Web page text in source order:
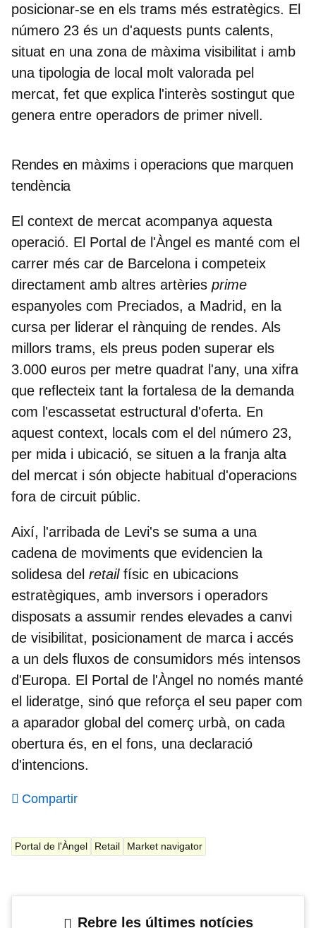
posicionar-se en els trams més estratègics. El
número 23 és un d'aquests punts calents,
situat en una zona de màxima visibilitat i amb
una tipologia de local molt valorada pel
mercat, fet que explica l'interès sostingut que
genera entre operadors de primer nivell.
Rendes en màxims i operacions que marquen
tendència
El context de mercat acompanya aquesta
operació. El Portal de l'Àngel es manté com el
carrer més car de Barcelona i competeix
directament amb altres artèries prime
espanyoles com Preciados, a Madrid, en la
cursa per liderar el rànquing de rendes. Als
millors trams, els preus poden superar els
3.000 euros per metre quadrat l'any, una xifra
que reflecteix tant la fortalesa de la demanda
com l'escassetat estructural d'oferta. En
aquest context, locals com el del número 23,
per mida i ubicació, se situen a la franja alta
del mercat i són objecte habitual d'operacions
fora de circuit públic.
Així, l'arribada de Levi's se suma a una
cadena de moviments que evidencien la
solidesa del retail físic en ubicacions
estratègiques, amb inversors i operadors
disposats a assumir rendes elevades a canvi
de visibilitat, posicionament de marca i accés
a un dels fluxos de consumidors més intensos
d'Europa. El Portal de l'Àngel no només manté
el lideratge, sinó que reforça el seu paper com
a aparador global del comerç urbà, on cada
obertura és, en el fons, una declaració
d'intencions.
Compartir
Portal de l'Àngel Retail Market navigator
Rebre les últimes notícies